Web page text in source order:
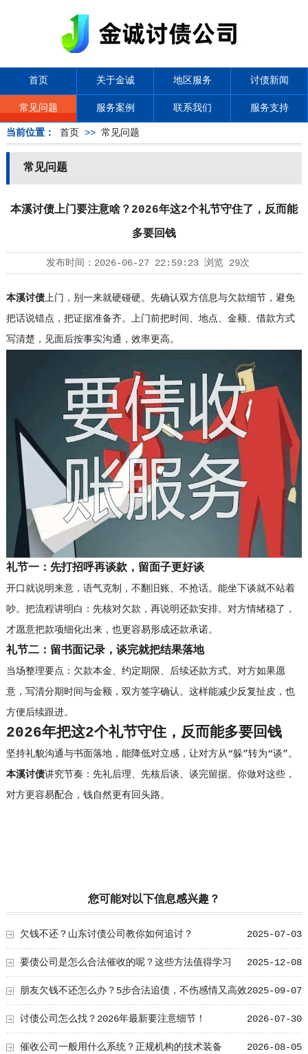
首页 关于金诚 地区服务 讨债新闻
常见问题 服务案例 联系我们 服务支持
当前位置： 首页 >> 常见问题
常见问题
本溪讨债上门要注意啥？2026年这2个礼节守住了，反而能
多要回钱
发布时间： 2026-06-27 22:59:23浏览 29次
本溪讨债上门，别一来就硬碰硬。先确认双方信息与欠款细节，避免
把话说错点，把证据准备齐。上门前把时间、地点、金额、借款方式
写清楚，见面后按事实沟通，效率更高。
礼节一：先打招呼再谈款，留面子更好谈
开口就说明来意，语气克制，不翻旧账、不抢话。能坐下谈就不站着
吵。把流程讲明白：先核对欠款，再说明还款安排。对方情绪稳了，
才愿意把款项细化出来，也更容易形成还款承诺。
礼节二：留书面记录，谈完就把结果落地
当场整理要点：欠款本金、约定期限、后续还款方式。对方如果愿
意，写清分期时间与金额，双方签字确认。这样能减少反复扯皮，也
方便后续跟进。
2026年把这2个礼节守住，反而能多要回钱
坚持礼貌沟通与书面落地，能降低对立感，让对方从“躲”转为“谈”。
本溪讨债讲究节奏：先礼后理、先核后谈、谈完留据。你做对这些，
对方更容易配合，钱自然更有回头路。
您可能对以下信息感兴趣？
2025-07-03
欠钱不还？山东讨债公司教你如何追讨？
2025-12-08
要债公司是怎么合法催收的呢？这些方法值得学习
2025-09-07
朋友欠钱不还怎么办？5步合法追债，不伤感情又高效
2026-07-30
讨债公司怎么找？2026年最新要注意细节！
2026-08-05
催收公司一般用什么系统？正规机构的技术装备